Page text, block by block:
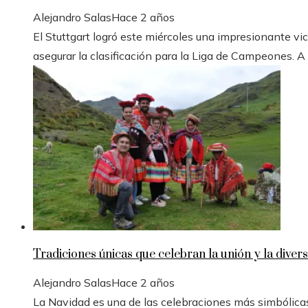
Alejandro SalasHace 2 años
El Stuttgart logró este miércoles una impresionante
asegurar la clasificación para la Liga de Campeones.
Tradiciones únicas que celebran la unión y la
Alejandro SalasHace 2 años
La Navidad es una de las celebraciones más